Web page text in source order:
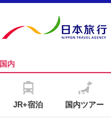
国内
JR+宿泊 国内ツアー